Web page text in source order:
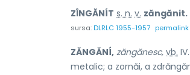
ZÎNGĂNÍT s. n. v. zăngănit.
sursa:DLRLC 1955-1957 permalink
ZĂNGĂNÍ, zăngănesc, vb. IV.
metalic; a zornăi, a